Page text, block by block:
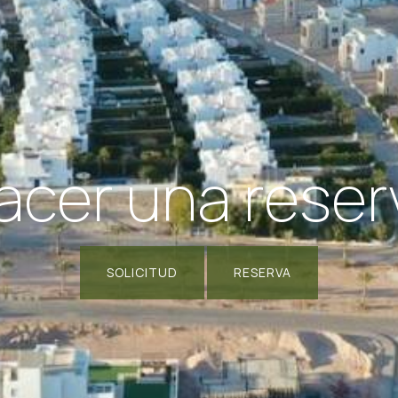
una
SOLICITUD RESERVA